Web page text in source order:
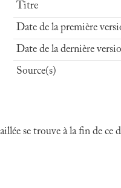
Titre
Date de la première
Date de la dernière
Source(s)
se trouve à la fin de ce